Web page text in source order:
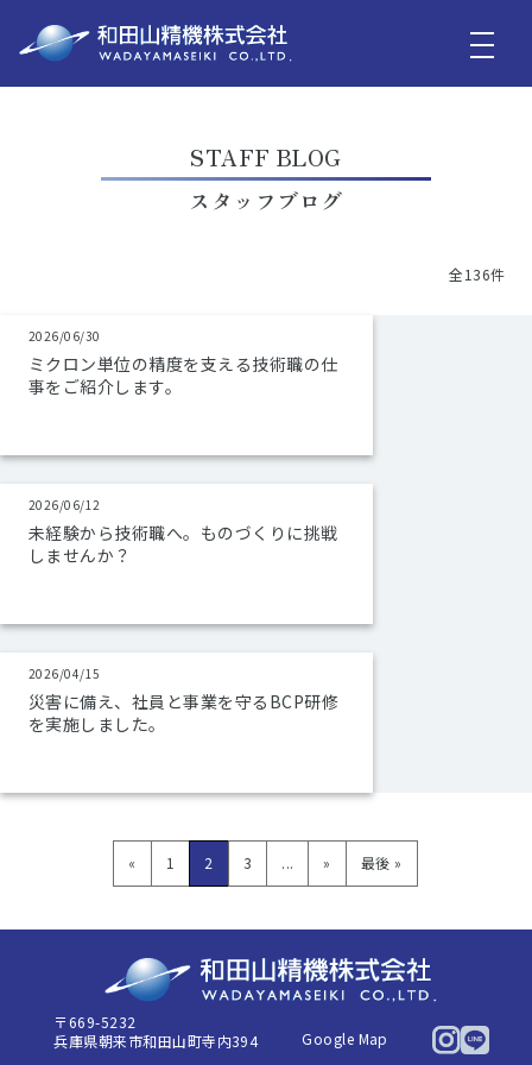
STAFF BLOG
スタッフブログ
全136件
2026/06/30
ミクロン単位の精度を支える技術職の仕
事をご紹介します。
2026/06/12
未経験から技術職へ。ものづくりに挑戦
しませんか？
2026/04/15
災害に備え、社員と事業を守るBCP研修
を実施しました。
« 1 2 3 ... » 最後 »
〒669-5232
兵庫県朝来市和田山町寺内394
Google Map